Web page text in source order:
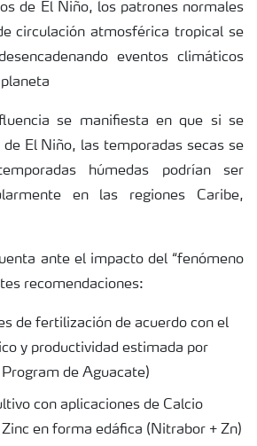
de El Niño, los patrones normales
circulación atmosférica tropical se
eventos climáticos
se manifiesta en que si se
El Niño, las temporadas secas se
húmedas podrían ser
en las regiones Caribe,
ante el impacto del “fenómeno
recomendaciones:
de fertilización de acuerdo con el
y productividad estimada por
de Aguacate)
con aplicaciones de Calcio
en forma edáfica (Nitrabor + Zn)